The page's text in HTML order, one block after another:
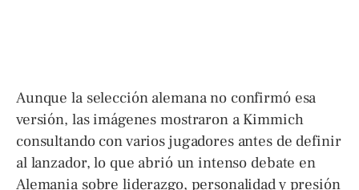
Aunque la selección alemana no confirmó esa
versión, las imágenes mostraron a Kimmich
consultando con varios jugadores antes de definir
al lanzador, lo que abrió un intenso debate en
Alemania sobre liderazgo, personalidad y presión